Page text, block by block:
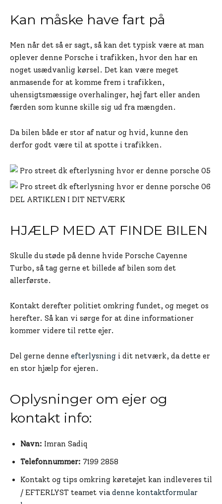
Kan måske have fart på
Men når det så er sagt, så kan det typisk være at man
oplever denne Porsche i trafikken, hvor den har en
noget usædvanlig kørsel. Det kan være meget
anmasende for at komme frem i trafikken,
uhensigtsmæssige overhalinger, høj fart eller anden
færden som kunne skille sig ud fra mængden.
Da bilen både er stor af natur og hvid, kunne den
derfor godt være til at spotte i trafikken.
DEL ARTIKLEN I DIT NETVÆRK
HJÆLP MED AT FINDE BILEN
Skulle du støde på denne hvide Porsche Cayenne
Turbo, så tag gerne et billede af bilen som det
allerførste.
Kontakt derefter politiet omkring fundet, og meget os
herefter. Så kan vi sørge for at dine informationer
kommer videre til rette ejer.
Del gerne denne efterlysning i dit netværk, da dette er
en stor hjælp for ejeren.
Oplysninger om ejer og
kontakt info:
Navn: Imran Sadiq
Telefonnummer: 7199 2858
Kontakt og tips omkring køretøjet kan indleveres til
/ EFTERLYST teamet via denne kontaktformular